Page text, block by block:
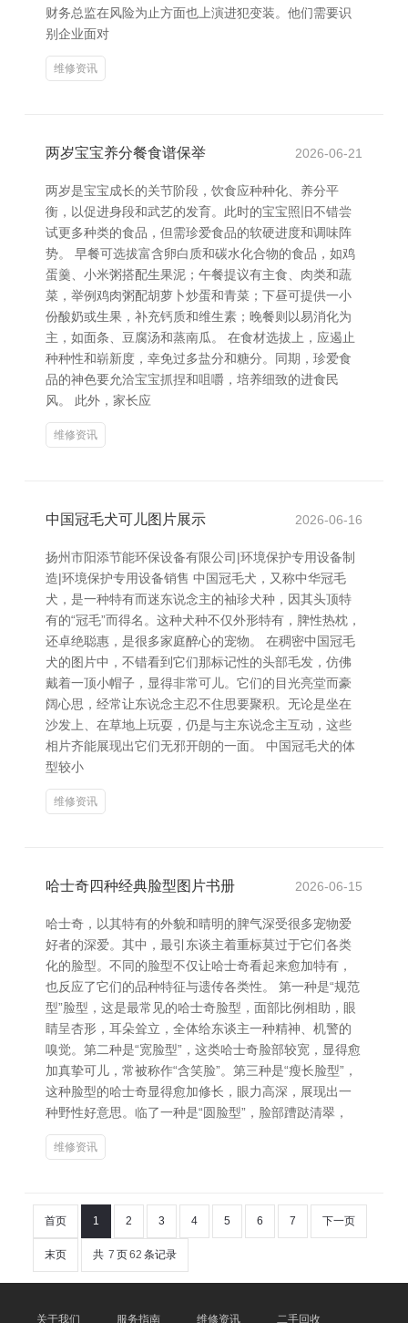
财务总监在风险为止方面也上演进犯变装。他们需要识
别企业面对
维修资讯
两岁宝宝养分餐食谱保举 2026-06-21
两岁是宝宝成长的关节阶段，饮食应种种化、养分平
衡，以促进身段和武艺的发育。此时的宝宝照旧不错尝
试更多种类的食品，但需珍爱食品的软硬进度和调味阵
势。 早餐可选拔富含卵白质和碳水化合物的食品，如鸡
蛋羹、小米粥搭配生果泥；午餐提议有主食、肉类和蔬
菜，举例鸡肉粥配胡萝卜炒蛋和青菜；下昼可提供一小
份酸奶或生果，补充钙质和维生素；晚餐则以易消化为
主，如面条、豆腐汤和蒸南瓜。 在食材选拔上，应遏止
种种性和崭新度，幸免过多盐分和糖分。同期，珍爱食
品的神色要允洽宝宝抓捏和咀嚼，培养细致的进食民
风。 此外，家长应
维修资讯
中国冠毛犬可儿图片展示 2026-06-16
扬州市阳添节能环保设备有限公司|环境保护专用设备制
造|环境保护专用设备销售 中国冠毛犬，又称中华冠毛
犬，是一种特有而迷东说念主的袖珍犬种，因其头顶特
有的“冠毛”而得名。这种犬种不仅外形特有，脾性热枕，
还卓绝聪惠，是很多家庭醉心的宠物。 在稠密中国冠毛
犬的图片中，不错看到它们那标记性的头部毛发，仿佛
戴着一顶小帽子，显得非常可儿。它们的目光亮堂而豪
阔心思，经常让东说念主忍不住思要聚积。无论是坐在
沙发上、在草地上玩耍，仍是与主东说念主互动，这些
相片齐能展现出它们无邪开朗的一面。 中国冠毛犬的体
型较小
维修资讯
哈士奇四种经典脸型图片书册 2026-06-15
哈士奇，以其特有的外貌和晴明的脾气深受很多宠物爱
好者的深爱。其中，最引东谈主着重标莫过于它们各类
化的脸型。不同的脸型不仅让哈士奇看起来愈加特有，
也反应了它们的品种特征与遗传各类性。 第一种是“规范
型”脸型，这是最常见的哈士奇脸型，面部比例相助，眼
睛呈杏形，耳朵耸立，全体给东谈主一种精神、机警的
嗅觉。第二种是“宽脸型”，这类哈士奇脸部较宽，显得愈
加真挚可儿，常被称作“含笑脸”。第三种是“瘦长脸型”，
这种脸型的哈士奇显得愈加修长，眼力高深，展现出一
种野性好意思。临了一种是“圆脸型”，脸部蹧跶清翠，
维修资讯
首页 1 2 3 4 5 6 7 下一页
末页 共 7 页62 条记录
关于我们 服务指南 维修资讯 二手回收